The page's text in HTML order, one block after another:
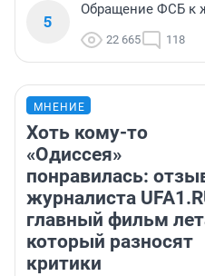
5
Обращение ФСБ к
22 665 118
МНЕНИЕ
Хоть кому-то
«Одиссея»
понравилась:
журналиста
главный фильм
который разносят
критики